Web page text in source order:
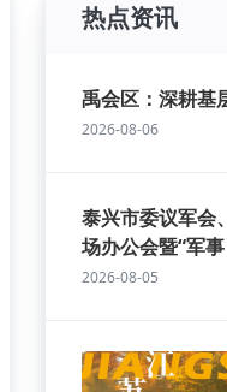
热点资讯
禹会区：深耕基
2026-08-06
泰兴市委议军会
场办公会暨“军
2026-08-05